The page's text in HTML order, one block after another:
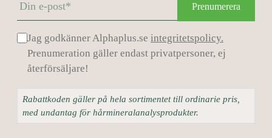
Jag godkänner Alphaplus.se integritetspolicy.
Prenumeration gäller endast privatpersoner, ej
återförsäljare!
Rabattkoden gäller på hela sortimentet till ordinarie pris,
med undantag för hårmineralanalysprodukter.
Prenumerera